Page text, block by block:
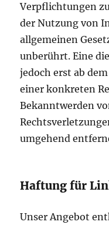
Verpflichtungen
der Nutzung von
allgemeinen
unberührt. Eine
jedoch erst ab
einer konkreten
Bekanntwerden
umgehend
Haftung für
Unser Angebot